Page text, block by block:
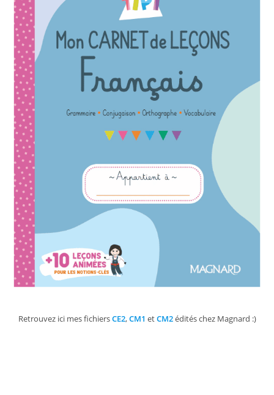
Retrouvez ici mes fichiersCE2,CM1 etCM2édités chez Magnard :)